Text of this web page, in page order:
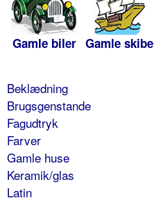
Gamle biler Gamle skibe
Beklædning
Brugsgenstande
Fagudtryk
Farver
Gamle huse
Keramik/glas
Latin